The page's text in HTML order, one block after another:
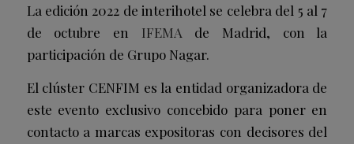
La edición 2022 de interihotel se celebra del 5 al 7
de octubre en IFEMA de Madrid, con la
participación de Grupo Nagar.
El clúster CENFIM es la entidad organizadora de
este evento exclusivo concebido para poner en
contacto a marcas expositoras con decisores del